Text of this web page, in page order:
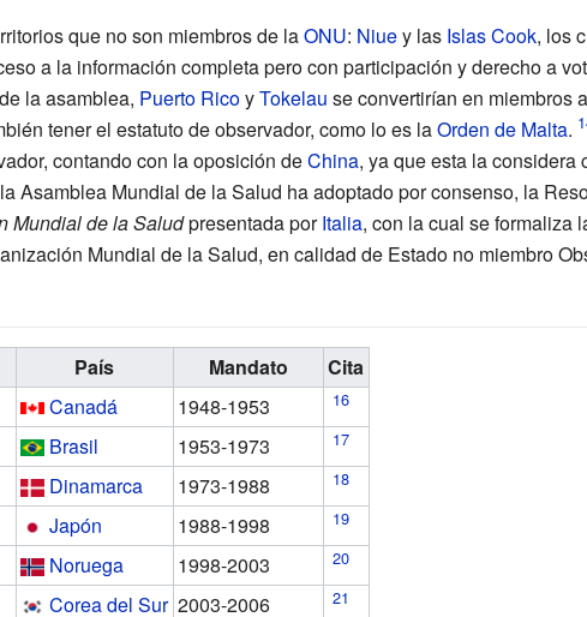
que no son miembros de laONU: Niuey las Islas Cook, los
a la información completa pero con participación y derecho a
la asamblea, Puerto RicoyTokelau se convertirían en miembros
tener el estatuto de observador, como lo es laOrden de Malta.
contando con la oposición deChina, ya que esta la considera
Asamblea Mundial de la Salud ha adoptado por consenso, la
Mundial de la Saludpresentada porItalia, con la cual se formaliza
Mundial de la Salud, en calidad de Estado no miembro
País Mandato
Cita
Canadá
1948-1953
Brasil
1953-1973
Dinamarca
1973-1988
Japón
1988-1998
Noruega
1998-2003
Corea del Sur 2003-2006